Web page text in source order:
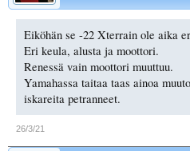
Eiköhän se -22 Xterrain ole aika
Eri keula, alusta ja moottori.
Renessä vain moottori muuttuu.
Yamahassa taitaa taas ainoa
iskareita petranneet.
26/3/21